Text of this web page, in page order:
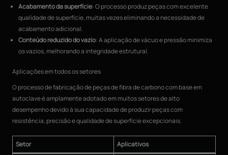
Acabamento da superfície: O processo produz peças com excelente
qualidade de superfície, muitas vezes eliminando a necessidade de
acabamento adicional.
Conteúdo reduzido do vazio: A aplicação de vácuo e pressão minimiza
os vazios, melhorando a integridade estrutural.
Aplicações em todos os setores
O processo de fabricação de peças de fibra de carbono com base em
autoclave é amplamente adotado em muitos setores de alto
desempenho devido à sua capacidade de produzir peças com
resistência, precisão e qualidade de superfície excepcionais.
Setor Aplicativos